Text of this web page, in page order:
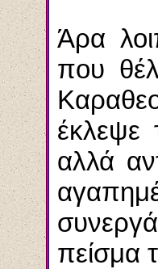
Άρα
που
αλλά
πείσμα